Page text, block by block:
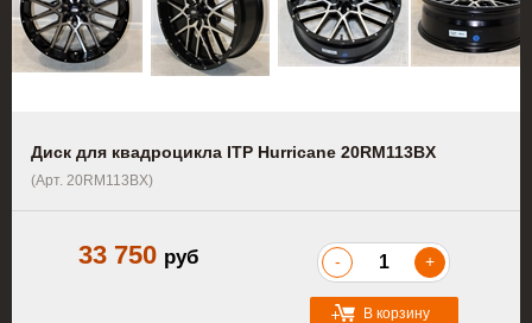
Диск для квадроцикла ITP Hurricane 20RM113BX
(Арт. 20RM113BX)
33 750 руб - +
В корзину